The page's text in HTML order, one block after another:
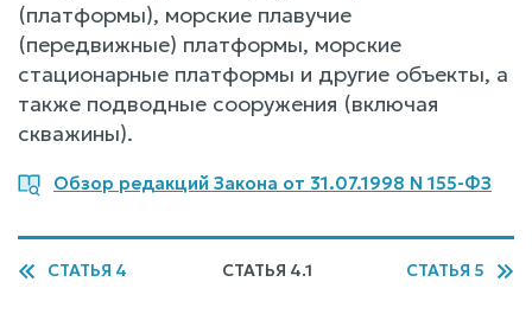
(платформы), морские плавучие
(передвижные) платформы, морские
стационарные платформы и другие объекты, а
также подводные сооружения (включая
скважины).
Обзор редакций Закона от 31.07.1998 N 155-ФЗ
СТАТЬЯ 4 СТАТЬЯ 4.1 СТАТЬЯ 5